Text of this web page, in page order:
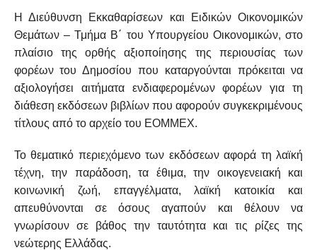
Η Διεύθυνση Εκκαθαρίσεων και Ειδικών Οικονομικών
Θεμάτων – Τμήμα Β΄ του Υπουργείου Οικονομικών, στο
πλαίσιο της ορθής αξιοποίησης της περιουσίας των
φορέων του Δημοσίου που καταργούνται πρόκειται να
αξιολογήσει αιτήματα ενδιαφερομένων φορέων για τη
διάθεση εκδόσεων βιβλίων που αφορούν συγκεκριμένους
τίτλους από το αρχείο του ΕΟΜΜΕΧ.
Το θεματικό περιεχόμενο των εκδόσεων αφορά τη λαϊκή
τέχνη, την παράδοση, τα έθιμα, την οικογενειακή και
κοινωνική ζωή, επαγγέλματα, λαϊκή κατοικία και
απευθύνονται σε όσους αγαπούν και θέλουν να
γνωρίσουν σε βάθος την ταυτότητα και τις ρίζες της
νεώτερης Ελλάδας.